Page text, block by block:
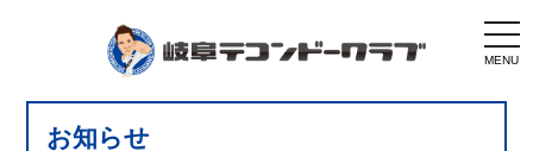
MENU
お知らせ